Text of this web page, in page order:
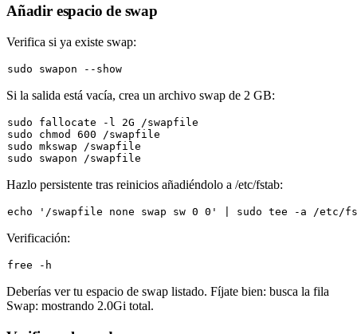
Añadir espacio de swap
Verifica si ya existe swap:
sudo
Si la salida está vacía, crea un archivo swap de 2 GB:
sudo
sudo
chmod
sudo
sudo
Hazlo persistente tras reinicios añadiéndolo a /etc/fstab:
echo '/swapfile none swap sw 0 0' sudo tee
Verificación:
Deberías ver tu espacio de swap listado. Fíjate bien: busca la fila
Swap: mostrando 2.0Gi total.